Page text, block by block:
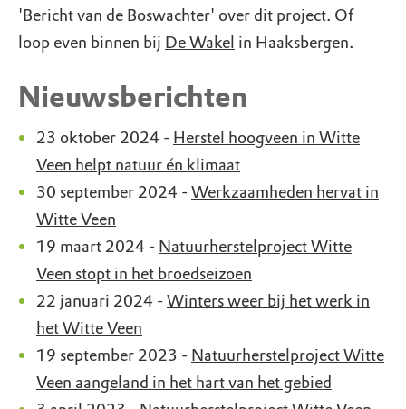
'Bericht van de Boswachter' over dit project. Of
loop even binnen bij De Wakel in Haaksbergen.
Nieuwsberichten
23 oktober 2024 - Herstel hoogveen in Witte
Veen helpt natuur én klimaat
30 september 2024 -Werkzaamheden hervat in
Witte Veen
19 maart 2024 - Natuurherstelproject Witte
Veen stopt in het broedseizoen
22 januari 2024 -Winters weer bij het werk in
het Witte Veen
19 september 2023 - Natuurherstelproject Witte
Veen aangeland in het hart van het gebied